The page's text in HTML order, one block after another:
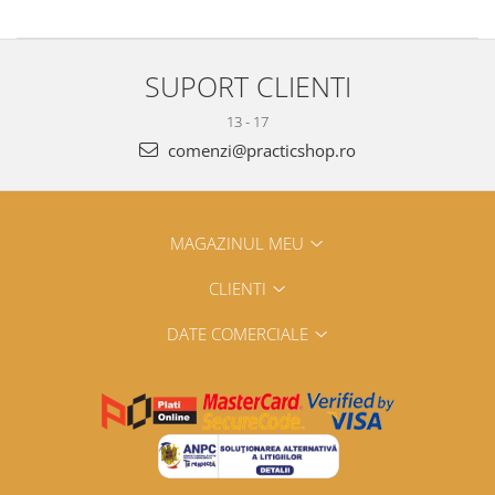
SUPORT CLIENTI
13 - 17
comenzi@practicshop.ro
MAGAZINUL MEU
CLIENTI
DATE COMERCIALE